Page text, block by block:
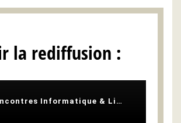
la rediffusion :